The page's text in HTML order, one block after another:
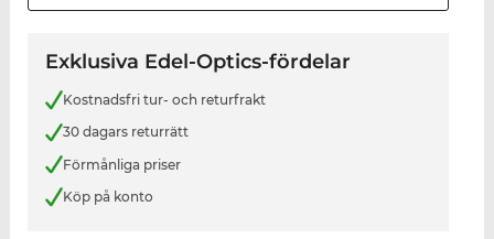
Exklusiva Edel-Optics-fördelar
Kostnadsfri tur- och returfrakt
30 dagars returrätt
Förmånliga priser
Köp på konto